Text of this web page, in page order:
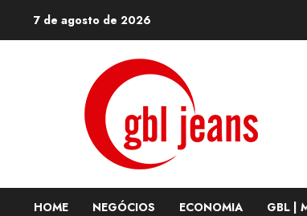
7 de agosto de 2026
HOME NEGÓCIOS ECONOMIA GBL |